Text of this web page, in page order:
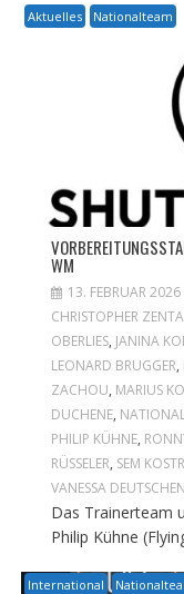
Aktuelles Nationalteam
WM
13. FEBRUAR 2026
CHRISTOPHER
OBERLIES, JANINA
LEONARD BRUGGER,
ZACHOU, MARIUS
DUCHENE,
PHILIP KÜHNE,
RÜSSELER, SEM
VANESSA
Das Trainerteam
Philip Kühne
International